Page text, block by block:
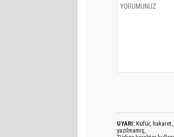
UYARI: Küfür,
yazılmamış,